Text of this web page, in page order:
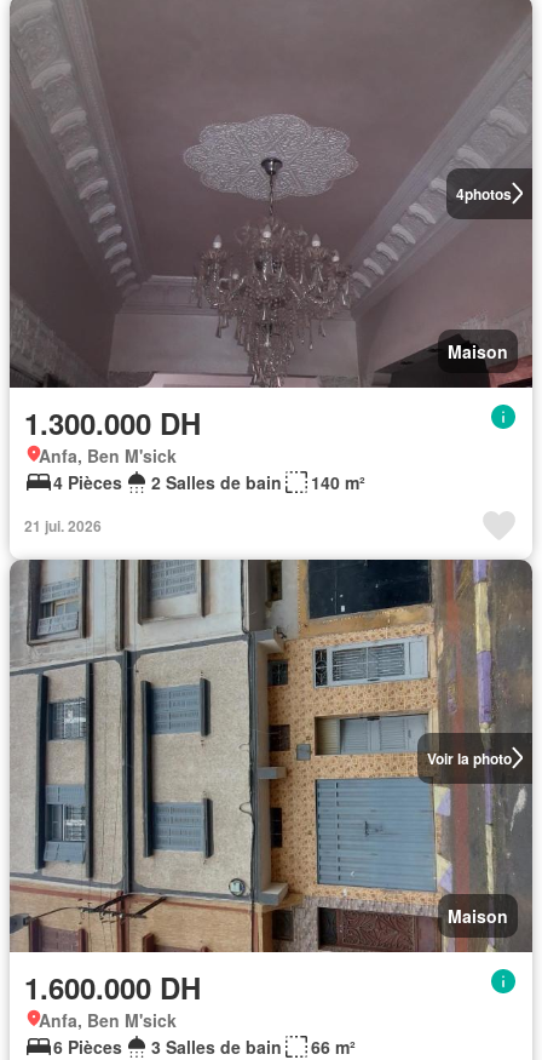
4photos
Maison
1.300.000 DH
Anfa, Ben M'sick
4 Pièces
2 Salles de bain 140 m²
21 jui. 2026
Voir la photo
Maison
1.600.000 DH
Anfa, Ben M'sick
6 Pièces
3 Salles de bain 66 m²